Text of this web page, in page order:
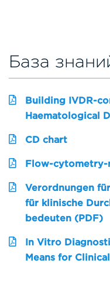
База
Building IVDR-
Haematological
CD chart
Flow-cytometry-
Verordnungen
für klinische
bedeuten (PDF)
In Vitro
Means for